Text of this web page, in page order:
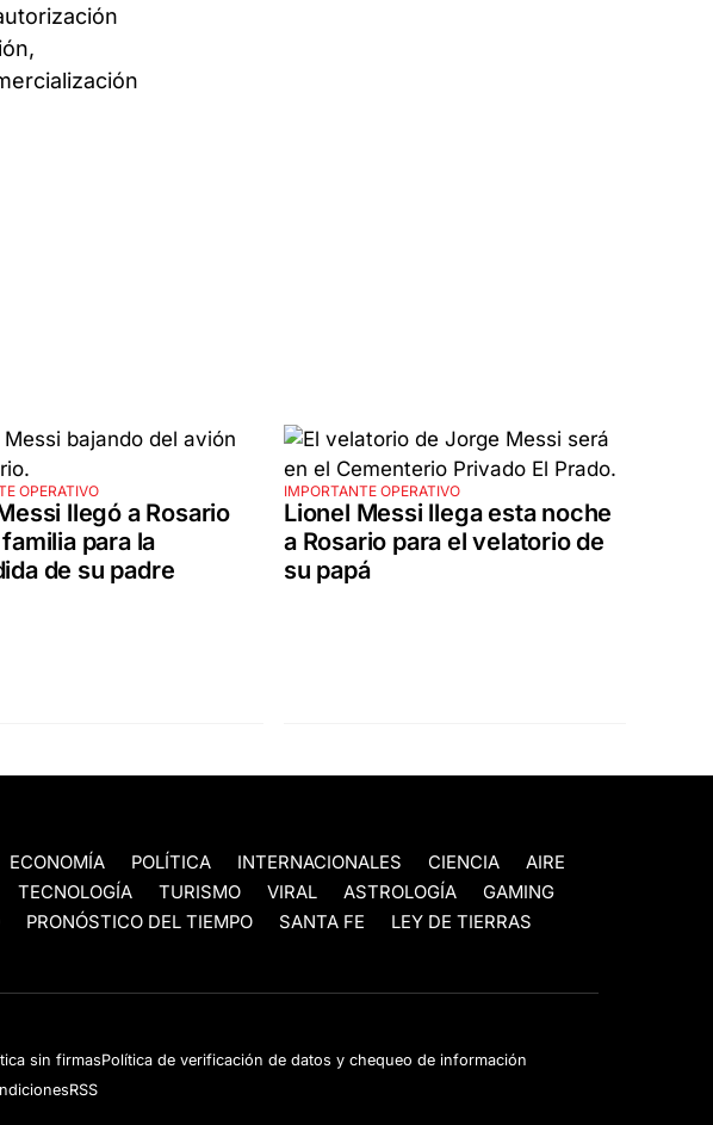
OPERATIVO
llegó a Rosario
para la
de su padre
IMPORTANTE OPERATIVO
Lionel Messi llega esta noche
a Rosario para el velatorio de
su papá
ECONOMÍA POLÍTICA INTERNACIONALES CIENCIA
AIRE
TECNOLOGÍA TURISMO VIRAL ASTROLOGÍA
GAMING
PRONÓSTICO DEL TIEMPO SANTA FE
LEY DE TIERRAS
sin firmasPolítica de verificación de datos y chequeo de información
RSS